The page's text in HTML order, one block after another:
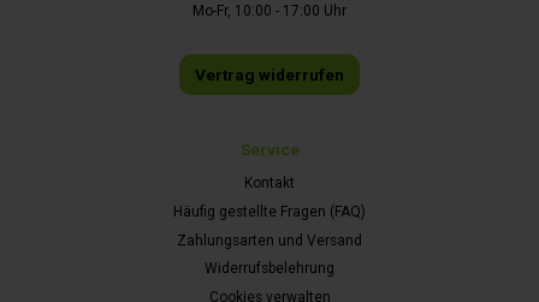
Mo-Fr, 10:00 - 17:00 Uhr
Vertrag widerrufen
Service
Kontakt
Häufig gestellte Fragen (FAQ)
Zahlungsarten und Versand
Widerrufsbelehrung
Cookies verwalten